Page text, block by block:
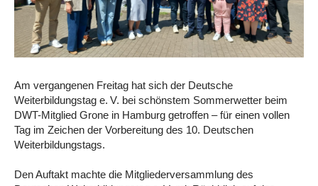
Am vergangenen Freitag hat sich der Deutsche
Weiterbildungstag e. V. bei schönstem Sommerwetter beim
DWT-Mitglied Grone in Hamburg getroffen – für einen vollen
Tag im Zeichen der Vorbereitung des 10. Deutschen
Weiterbildungstags.
Den Auftakt machte die Mitgliederversammlung des